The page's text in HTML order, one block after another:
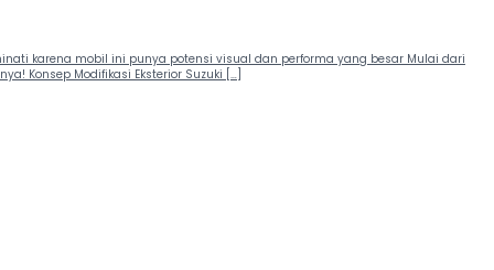
karena mobil ini punya potensi visual dan performa yang besar Mulai dari
Konsep Modifikasi Eksterior Suzuki […]